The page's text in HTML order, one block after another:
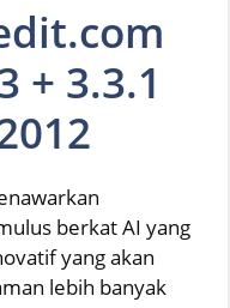
+ 3.3.1
berkat AI yang
yang akan
lebih banyak